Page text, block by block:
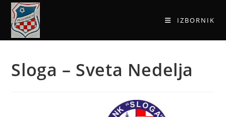
IZBORNIK
Sloga – Sveta Nedelja